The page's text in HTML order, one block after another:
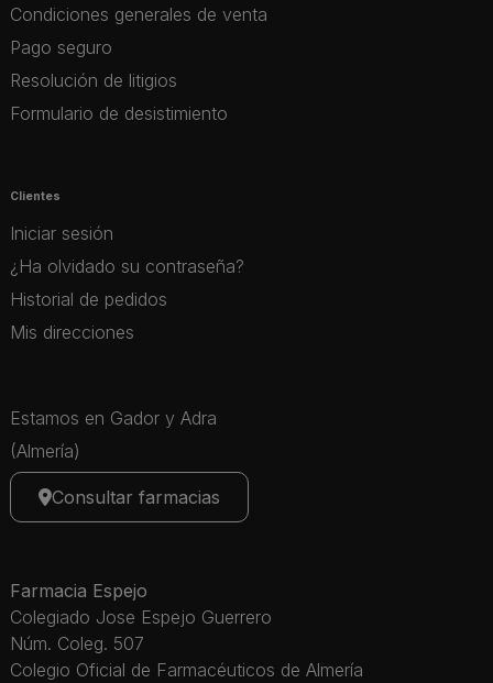
Condiciones generales de venta
Pago seguro
Resolución de litigios
Formulario de desistimiento
Clientes
Iniciar sesión
¿Ha olvidado su contraseña?
Historial de pedidos
Mis direcciones
Estamos en Gador y Adra
(Almería)
Consultar farmacias
Farmacia Espejo
Colegiado Jose Espejo Guerrero
Núm. Coleg. 507
Colegio Oficial de Farmacéuticos de Almería